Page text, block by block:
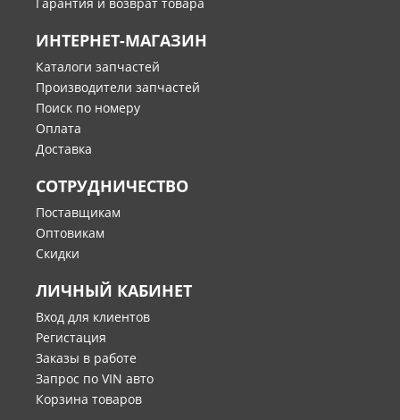
ИНТЕРНЕТ-МАГАЗИН
Каталоги запчастей
Производители запчастей
Поиск по номеру
Оплата
Доставка
СОТРУДНИЧЕСТВО
Поставщикам
Оптовикам
Скидки
ЛИЧНЫЙ КАБИНЕТ
Вход для клиентов
Регистация
Заказы в работе
Запрос по VIN авто
Корзина товаров